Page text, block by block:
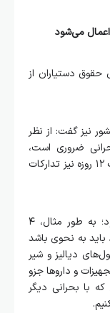
حدود ۳۰ درصدی حقوق دستیاران از
نیز گفت: از نظر
ضروری است،
تدارک‌های لازم را انجام داده‌ایم. پیش از جنگ ۱۲ روزه نیز تدارکات
او گفت: در بحران‌ها جمعیت جابجا می‌شود؛ به طور مثال، ۴
باید به نحوی باشد
دیالیز و شیر
و داروها جزو
با بحرانی دیگر